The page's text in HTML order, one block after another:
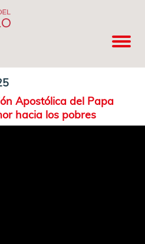
Apostólica del Papa
hacia los pobres